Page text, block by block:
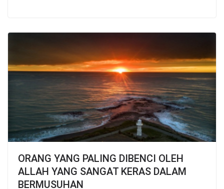
ORANG YANG PALING DIBENCI OLEH
ALLAH YANG SANGAT KERAS DALAM
BERMUSUHAN